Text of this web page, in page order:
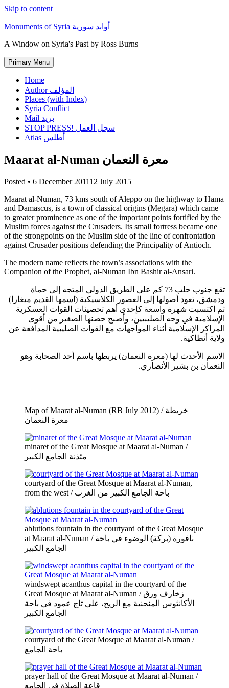
Skip to content
Monuments of Syria أوابد سورية
A Window on Syria's Past by Ross Burns
Primary Menu
Home
Author المؤلف
Places (with Index)
Syria Conflict
Mail بريد
STOP PRESS! سجل العمل
Atlas أطلس
Maarat al-Numan معرة النعمان
Posted • 6 December 201112 July 2015
Maarat al-Numan, 73 kms south of Aleppo on the highway to Hama
and Damascus, is a town of classical origins (Megara) which came
to greater prominence as one of the important points fortified by the
Muslim forces against the Crusaders. Its small fortress became one
of the strongpoints on the Muslim side of the line of confrontation
against Crusader positions defending the Principality of Antioch.
The modern name reflects the town’s associations with the
Companion of the Prophet, al-Numan Ibn Bashir al-Ansari.
تقع جنوب حلب 73 كم على الطريق الدولي المتجه إلى حماة
ودمشق، تعود أصولها إلى العصور الكلاسيكية (اسمها القديم ميغارا)
ثم اكتسبت شهرة واسعة كإحدى أهم تحصينات القوات العسكرية
الإسلامية في وجه الصليبيين، وأصبح حصنها الصغير من أقوى
المراكز الإسلامية أثناء المواجهات مع القوات الصليبية المدافعة عن
ولاية أنطاكية.
الاسم الأحدث لها (معرة النعمان) يربطها باسم أحد الصحابة وهو
النعمان بن بشير الأنصاري.
Map of Maarat al-Numan (RB July 2012) / خريطة
معرة النعمان
minaret of the Great Mosque at Maarat al-Numan /
مئذنة الجامع الكبير
courtyard of the Great Mosque at Maarat al-Numan,
from the west / باحة الجامع الكبير من الغرب
ablutions fountain in the courtyard of the Great Mosque
at Maarat al-Numan / نافورة (بركة) الوضوء في باحة
الجامع الكبير
windswept acanthus capital in the courtyard of the
Great Mosque at Maarat al-Numan / زخارف ورق
الأكانثوس المنحنية مع الريح، على تاج عمود في باحة
الجامع الكبير
courtyard of the Great Mosque at Maarat al-Numan /
باحة الجامع
prayer hall of the Great Mosque at Maarat al-Numan /
قاعة الصلاة في الجامع